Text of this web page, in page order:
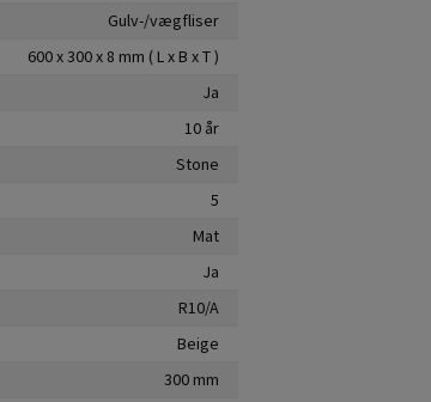
Gulv-/vægfliser
600 x 300 x 8 mm ( L x B x T )
Ja
10 år
Stone
5
Mat
Ja
R10/A
Beige
300 mm